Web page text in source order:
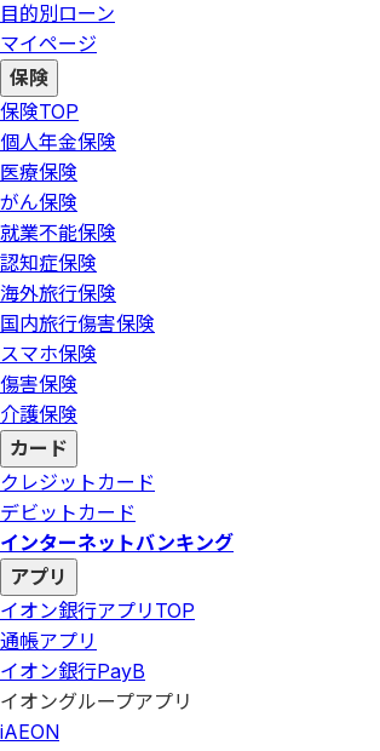
目的別ローン
マイページ
保険
保険TOP
個人年金保険
医療保険
がん保険
就業不能保険
認知症保険
海外旅行保険
国内旅行傷害保険
スマホ保険
傷害保険
介護保険
カード
クレジットカード
デビットカード
インターネットバンキング
アプリ
イオン銀行アプリ TOP
通帳アプリ
イオン銀行PayB
イオングループアプリ
iAEON